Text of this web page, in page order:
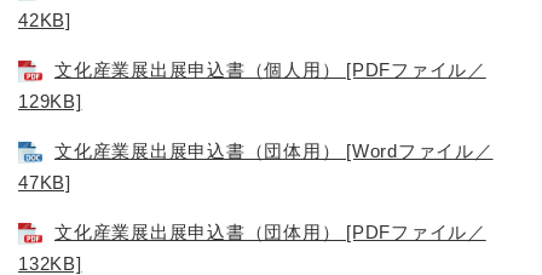
42KB]
文化産業展出展申込書（個人用） [PDFファイル／
129KB]
文化産業展出展申込書（団体用） [Wordファイル／
47KB]
文化産業展出展申込書（団体用） [PDFファイル／
132KB]